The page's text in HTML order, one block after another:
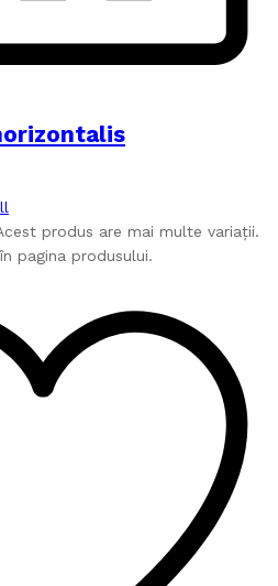
produs are mai multe variații.
pagina produsului.